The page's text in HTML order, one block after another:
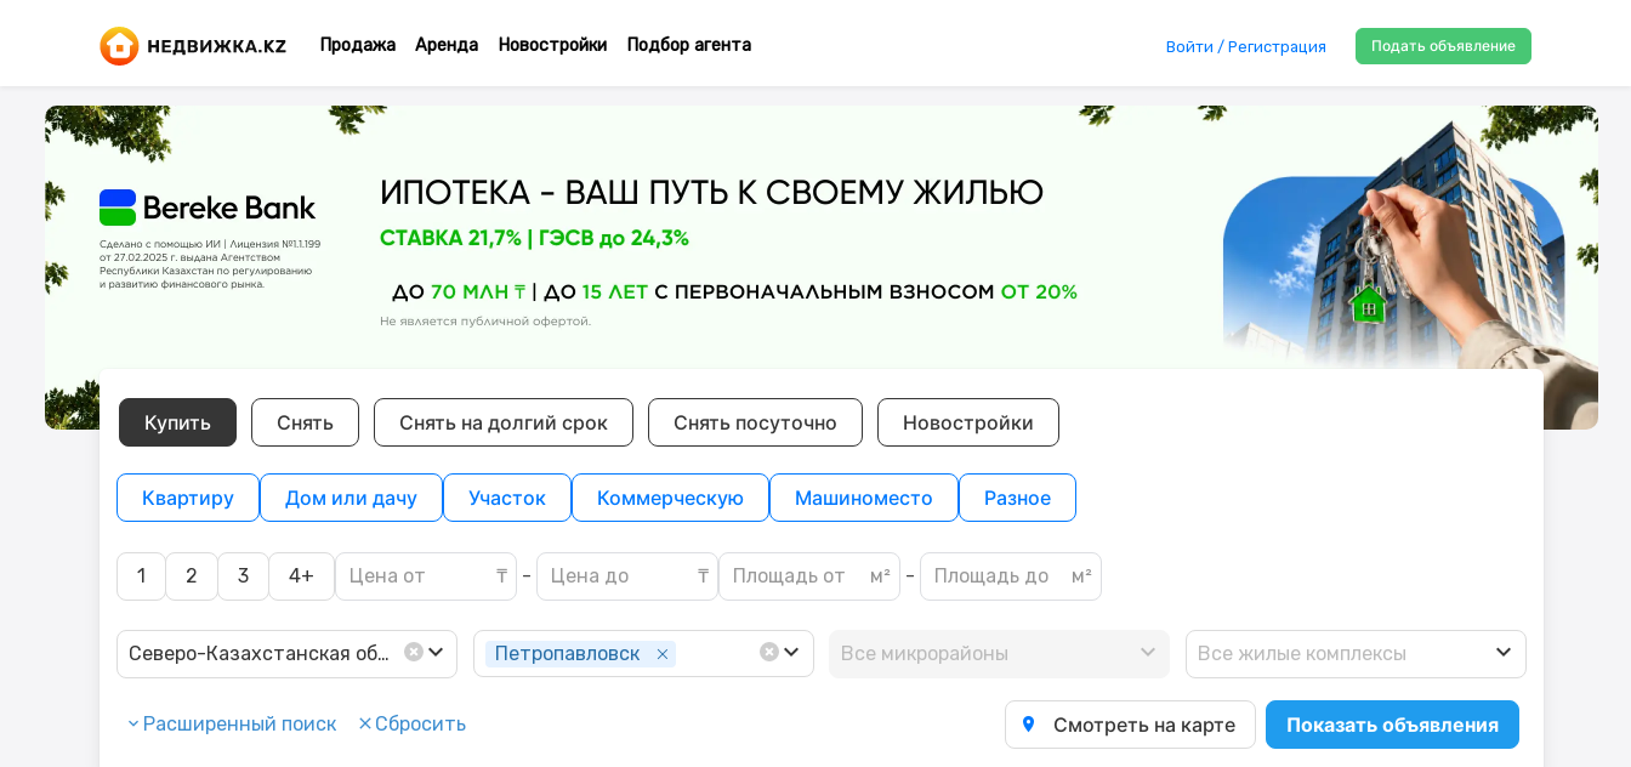
Продажа Аренда Новостройки Подбор агента Войти / Регистрация Подать объявление
Купить Снять Снять на долгий срок Снять посуточно Новостройки
Квартиру Дом или дачу Участок Коммерческую Машиноместо Разное
1 2 3 4+ - -
Северо-Казахстанская обл. Петропавловск Все микрорайоны Все жилые комплексы
Расширенный поиск Сбросить Смотреть на карте Показать объявления